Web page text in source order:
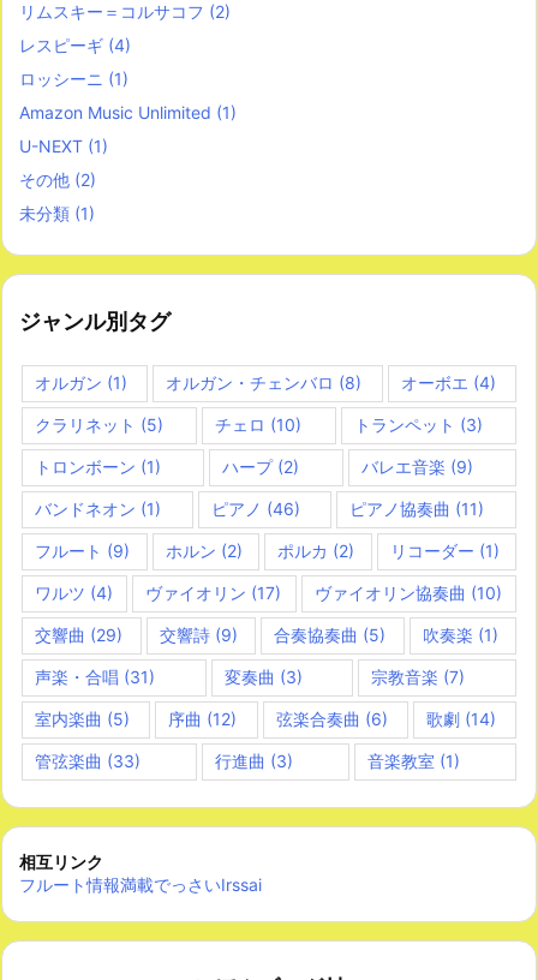
リムスキー＝コルサコフ (2)
レスピーギ (4)
ロッシーニ (1)
Amazon Music Unlimited (1)
U-NEXT (1)
その他 (2)
未分類 (1)
ジャンル別タグ
オルガン (1) オルガン・チェンバロ (8) オーボエ (4)
クラリネット (5) チェロ (10) トランペット (3)
トロンボーン (1) ハープ(2) バレエ音楽 (9)
バンドネオン (1) ピアノ (46) ピアノ協奏曲 (11)
フルート (9) ホルン (2) ポルカ (2) リコーダー (1)
ワルツ (4) ヴァイオリン (17) ヴァイオリン協奏曲 (10)
交響曲 (29) 交響詩(9) 合奏協奏曲 (5) 吹奏楽 (1)
声楽・合唱 (31) 変奏曲 (3) 宗教音楽 (7)
室内楽曲 (5) 序曲 (12) 弦楽合奏曲 (6) 歌劇(14)
管弦楽曲 (33) 行進曲 (3) 音楽教室 (1)
相互リンク
フルート情報満載でっさいIrssai